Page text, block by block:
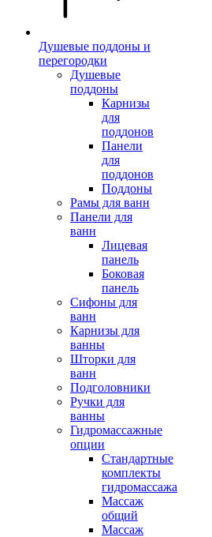
Душевые поддоны и
перегородки
Душевые
поддоны
Карнизы
для
поддонов
Панели
для
поддонов
Поддоны
Рамы для ванн
Панели для
ванн
Лицевая
панель
Боковая
панель
Сифоны для
ванн
Карнизы для
ванны
Шторки для
ванн
Подголовники
Ручки для
ванны
Гидромассажные
опции
Стандартные
комплекты
гидромассажа
Массаж
общий
Массаж